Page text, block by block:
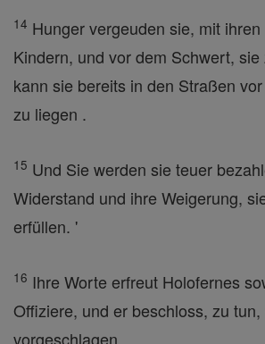
14 Hunger vergeuden sie, mit
Kindern, und vor dem Schwert,
kann sie bereits in den Straßen
zu liegen .
15 Und Sie werden sie teuer
Widerstand und ihre Weigerung,
erfüllen. '
16 Ihre Worte erfreut Holofernes
Offiziere, und er beschloss, zu
vorgeschlagen.